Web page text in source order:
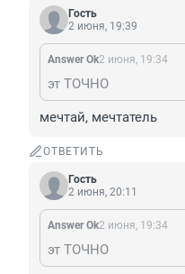
Гость
2 июня, 19:39
Answer Ok2 июня, 19:34
эт ТОЧНО
мечтай, мечтатель
ОТВЕТИТЬ
Гость
2 июня, 20:11
Answer Ok2 июня, 19:34
эт ТОЧНО